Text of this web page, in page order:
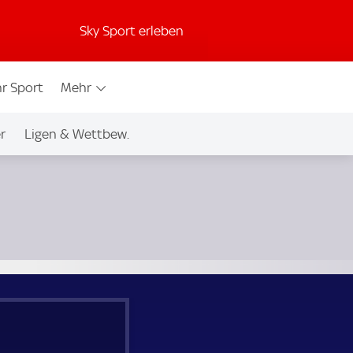
Sky Sport erleben
Sport Mehr
Ligen & Wettbew.